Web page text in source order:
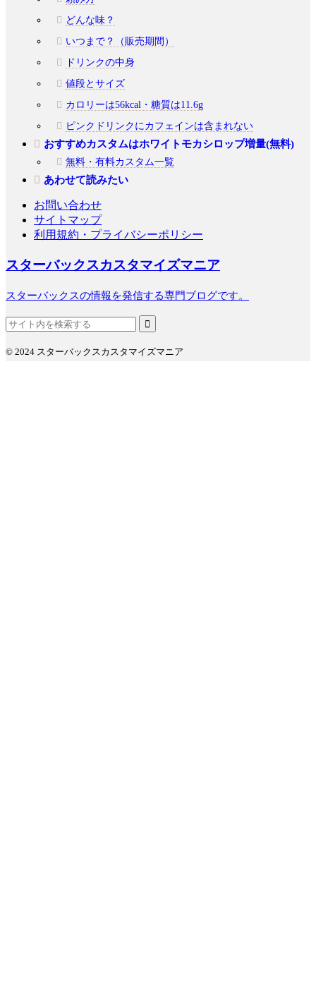
どんな味？
いつまで？（販売期間）
ドリンクの中身
値段とサイズ
カロリーは56kcal・糖質は11.6g
ピンクドリンクにカフェインは含まれない
おすすめカスタムはホワイトモカシロップ増量(無料)
無料・有料カスタム一覧
あわせて読みたい
お問い合わせ
サイトマップ
利用規約・プライバシーポリシー
スターバックスカスタマイズマニア
スターバックスの情報を発信する専門ブログです。
© 2024 スターバックスカスタマイズマニア